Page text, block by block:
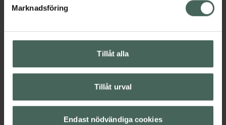
Marknadsföring
Tillåt alla
Tillåt urval
Endast nödvändiga cookies
med oss.
Hitta apotek
Kundklubb
Sajtens tillgänglighet